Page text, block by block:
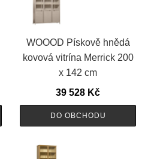
WOOOD Pískově hnědá
kovová vitrína Merrick 200
x 142 cm
39 528 Kč
DO OBCHODU